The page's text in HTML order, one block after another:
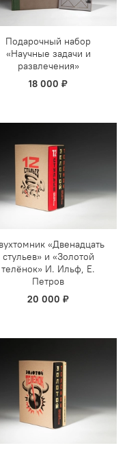
Подарочный набор
«Научные задачи и
развлечения»
18 000 ₽
«Двенадцать
стульев» и «Золотой
телёнок» И. Ильф, Е.
Петров
20 000 ₽